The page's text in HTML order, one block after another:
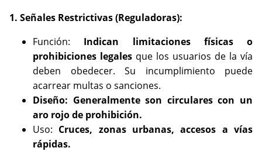
1. Señales Restrictivas (Reguladoras):
Función: Indican limitaciones físicas o
prohibiciones legales que los usuarios de la vía
deben obedecer. Su incumplimiento puede
acarrear multas o sanciones.
Diseño: Generalmente son circulares con un
aro rojo de prohibición.
Uso: Cruces, zonas urbanas, accesos a vías
rápidas.